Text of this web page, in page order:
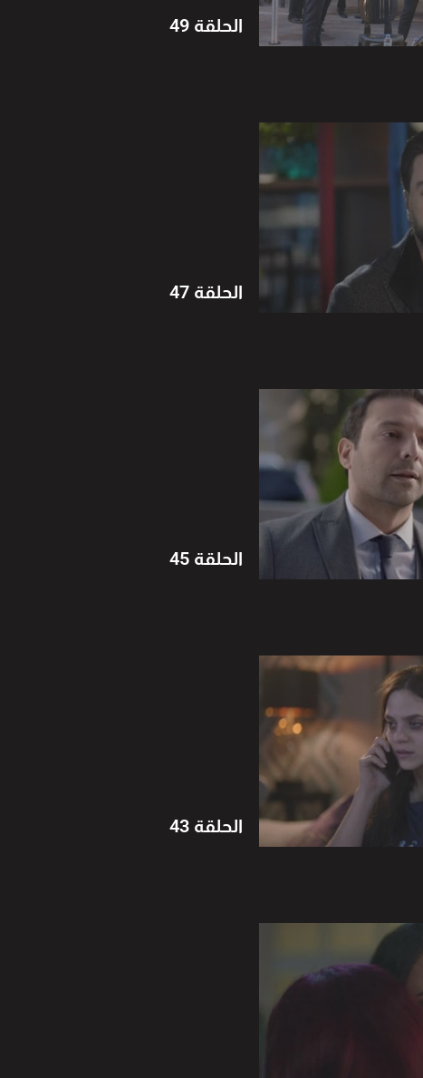
الحلقة 49
الحلقة 47
الحلقة 45
الحلقة 43